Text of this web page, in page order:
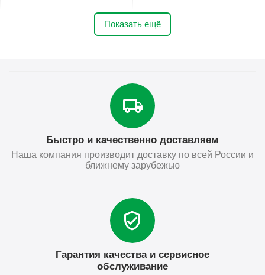
Показать ещё
Быстро и качественно доставляем
Наша компания производит доставку по всей России и
ближнему зарубежью
Гарантия качества и сервисное
обслуживание